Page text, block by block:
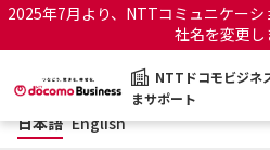
2025年7月より、NTTコミュニケー
社名を変更し
NTTドコモビジネ
まサポート
NTTドコモビジネスお客さまサ
サポートトップ
日本語 English